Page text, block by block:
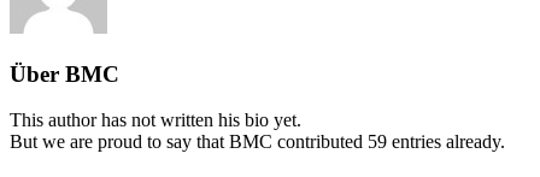
Über BMC
This author has not written his bio yet.
But we are proud to say thatBMC contributed 59 entries already.